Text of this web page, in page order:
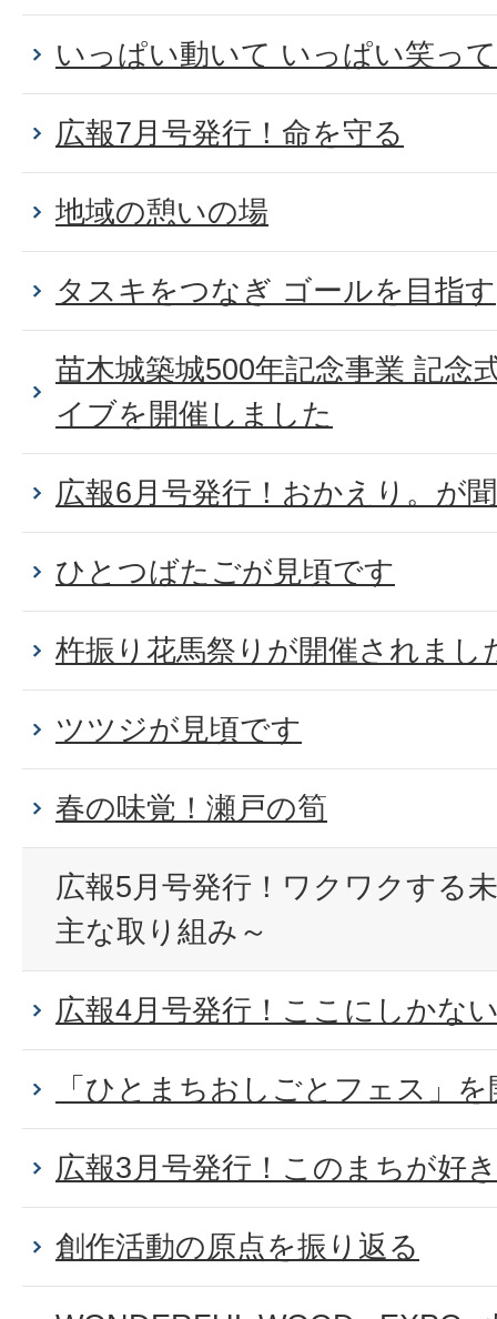
いっぱい動いて いっぱい笑って
広報7月号発行！命を守る
地域の憩いの場
タスキをつなぎ ゴールを目指す
苗木城築城500年記念事業 記念
イブを開催しました
広報6月号発行！おかえり。が
ひとつばたごが見頃です
杵振り花馬祭りが開催されまし
ツツジが見頃です
春の味覚！瀬戸の筍
広報5月号発行！ワクワクする
主な取り組み～
広報4月号発行！ここにしかな
「ひとまちおしごとフェス」
広報3月号発行！このまちが好
創作活動の原点を振り返る